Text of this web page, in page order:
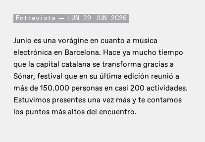
Entrevista LUN 29 JUN 2026
Junio es una vorágine en cuanto a música
electrónica en Barcelona. Hace ya mucho tiempo
que la capital catalana se transforma gracias a
Sónar, festival que en su última edición reunió a
más de 150.000 personas en casi 200 actividades.
Estuvimos presentes una vez más y te contamos
los puntos más altos del encuentro.